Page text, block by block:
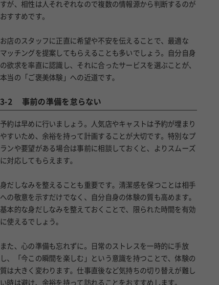
すが、相性は人それぞれなので複数の情報源から判断するのが
おすすめです。
お店のスタッフに正直に希望や不安を伝えることで、最適な
マッチングを提案してもらえることも多いでしょう。自分自身
の欲求を率直に認識し、それに合ったサービスを選ぶことが、
本当の「ご褒美体験」への近道です。
3-2 事前の準備を怠らない
予約は早めに行いましょう。人気店やキャストは予約が埋まり
やすいため、余裕を持って計画することが大切です。特別なプ
ランや要望がある場合は事前に相談しておくと、よりスムーズ
に対応してもらえます。
身だしなみを整えることも重要です。清潔感を保つことは相手
への敬意を示すだけでなく、自分自身の体験の質も高めます。
基本的な身だしなみを整えておくことで、限られた時間を有効
に使えるでしょう。
また、心の準備も忘れずに。日常のストレスを一時的に手放
し、「今この瞬間を楽しむ」という意識を持つことで、体験の
質は大きく変わります。仕事直後など気持ちの切り替えが難し
い時は避け、余裕を持って訪れることをおすすめします。